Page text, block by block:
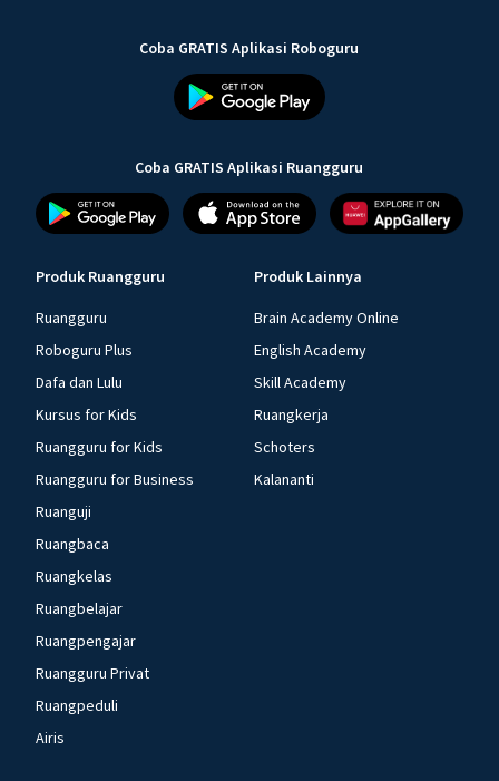
Coba GRATIS Aplikasi Roboguru
Coba GRATIS Aplikasi Ruangguru
Produk Ruangguru
Ruangguru
Roboguru Plus
Dafa dan Lulu
Kursus for Kids
Ruangguru for Kids
Ruangguru for Business
Ruanguji
Ruangbaca
Ruangkelas
Ruangbelajar
Ruangpengajar
Ruangguru Privat
Ruangpeduli
Airis
Produk Lainnya
Brain Academy Online
English Academy
Skill Academy
Ruangkerja
Schoters
Kalananti